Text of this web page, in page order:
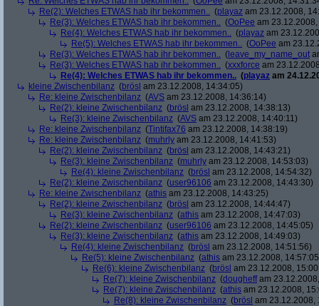
Re(2): Welches ETWAS hab ihr bekommen.. (playaz am 23.12.2008,
Re(3): Welches ETWAS hab ihr bekommen.. (OoPee am
Re(4): Welches ETWAS hab ihr bekommen.. (playaz am
Re(5): Welches ETWAS hab ihr bekommen.. (OoPee am
Re(3): Welches ETWAS hab ihr bekommen.. ( leave_my_name_out
Re(3): Welches ETWAS hab ihr bekommen.. (xxxforce am
Re(4): Welches ETWAS hab ihr bekommen.. (playaz am
kleine Zwischenbilanz (brösl am 23.12.2008, 14:34:05)
Re: kleine Zwischenbilanz (AVS am 23.12.2008, 14:36:14)
Re(2): kleine Zwischenbilanz (brösl am 23.12.2008, 14:38:13)
Re(3): kleine Zwischenbilanz (AVS am 23.12.2008, 14:40:11)
Re: kleine Zwischenbilanz (Tintifax76 am 23.12.2008, 14:38:19)
Re: kleine Zwischenbilanz (muhrly am 23.12.2008, 14:41:53)
Re(2): kleine Zwischenbilanz (brösl am 23.12.2008, 14:43:21)
Re(3): kleine Zwischenbilanz (muhrly am 23.12.2008, 14:53:03)
Re(4): kleine Zwischenbilanz (brösl am 23.12.2008, 14:54:32)
Re(2): kleine Zwischenbilanz (user96106 am 23.12.2008, 14:43:30)
Re: kleine Zwischenbilanz (athis am 23.12.2008, 14:43:25)
Re(2): kleine Zwischenbilanz (brösl am 23.12.2008, 14:44:47)
Re(3): kleine Zwischenbilanz (athis am 23.12.2008, 14:47:03)
Re(2): kleine Zwischenbilanz (user96106 am 23.12.2008, 14:45:05)
Re(3): kleine Zwischenbilanz (athis am 23.12.2008, 14:49:03)
Re(4): kleine Zwischenbilanz (brösl am 23.12.2008, 14:51:56)
Re(5): kleine Zwischenbilanz (athis am 23.12.2008,
Re(6): kleine Zwischenbilanz (brösl am 23.12.2008,
Re(7): kleine Zwischenbilanz (dougheffam
Re(7): kleine Zwischenbilanz (athis am 23.12.2008,
Re(8): kleine Zwischenbilanz (brösl am 23.12.2008,